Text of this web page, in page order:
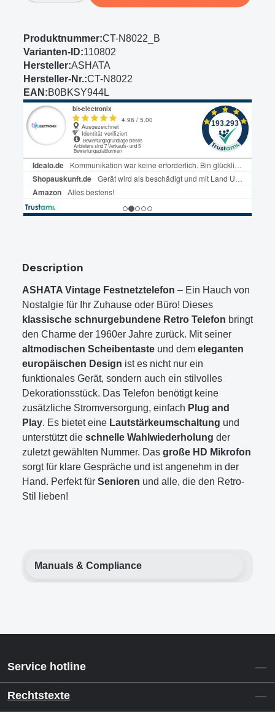
Produktnummer:CT-N8022_B
Varianten-ID:110802
Hersteller:ASHATA
Hersteller-Nr.:CT-N8022
EAN:B0BKSY944L
Description
ASHATA Vintage Festnetztelefon – Ein Hauch von
Nostalgie für Ihr Zuhause oder Büro! Dieses
klassische schnurgebundene Retro Telefon bringt
den Charme der 1960er Jahre zurück. Mit seiner
altmodischen Scheibentaste und dem eleganten
europäischen Design ist es nicht nur ein
funktionales Gerät, sondern auch ein stilvolles
Dekorationsstück. Das Telefon benötigt keine
zusätzliche Stromversorgung, einfach Plug and
Play. Es bietet eine Lautstärkeumschaltung und
unterstützt die schnelle Wahlwiederholung der
zuletzt gewählten Nummer. Das große HD Mikrofon
sorgt für klare Gespräche und ist angenehm in der
Hand. Perfekt für Senioren und alle, die den Retro-
Stil lieben!
Manuals & Compliance
Service hotline
Rechtstexte